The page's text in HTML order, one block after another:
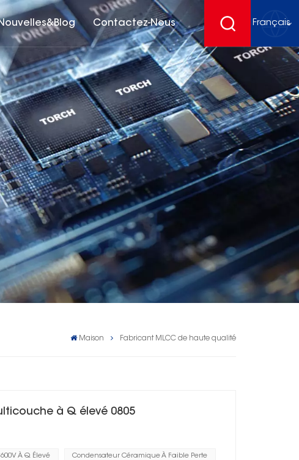
Contactez-Nous Français
English
français
Deutsch
español
Maison Fabricant MLCC de haute qualité
à Q élevé 0805
À Q Élevé Condensateur Céramique À Faible Perte